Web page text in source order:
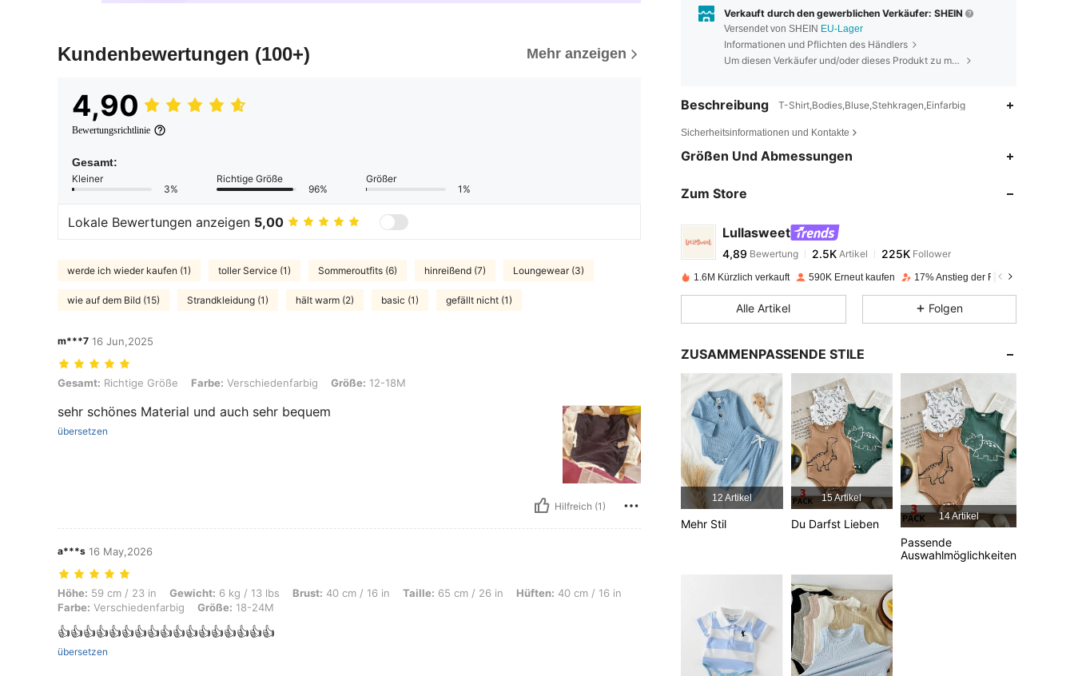
Kundenbewertungen (100+) Mehr anzeigen
4,90
Bewertungsrichtlinie
Gesamt:
Kleiner
3%
Richtige Größe
96%
Größer
1%
Lokale Bewertungen anzeigen 5,00
werde ich wieder kaufen (1) toller Service (1) Sommeroutfits (6) hinreißend (7) Loungewear (3)
wie auf dem Bild (15) Strandkleidung (1) hält warm (2) basic (1) gefällt nicht (1)
m***7 16 Jun,2025
Gesamt: Richtige Größe, Farbe: Verschiedenfarbig, Größe: 12-18M
Gesamt: Richtige Größe Farbe: Verschiedenfarbig Größe: 12-18M
sehr schönes Material und auch sehr bequem
übersetzen
Hilfreich (1)
a***s 16 May,2026
Höhe: 59 cm / 23 in, Gewicht: 6 kg / 13 lbs, Brust: 40 cm / 16 in, Taille: 65 cm / 26 in, Hüften: 40 cm / 16 in, Farbe: Verschiedenfarbig, Größe: 18-24M
Höhe: 59 cm / 23 in Gewicht: 6 kg / 13 lbs Brust: 40 cm / 16 in Taille: 65 cm / 26 in Hüften: 40 cm / 16 in
Farbe: Verschiedenfarbig Größe: 18-24M
👍👍👍👍👍👍👍👍👍👍👍👍👍👍👍👍👍
übersetzen
Verkauft durch den gewerblichen Verkäufer: SHEIN
Versendet von SHEIN EU-Lager
Informationen und Pflichten des Händlers
Um diesen Verkäufer und/oder dieses Produkt zu melden
Beschreibung T-Shirt,Bodies,Bluse,Stehkragen,Einfarbig
Sicherheitsinformationen und Kontakte
Größen Und Abmessungen
Zum Store
Lullasweet
4,89
4,89 Bewertung 2.5KArtikel
e***1bezahltVor 1 Tag
4,89 2.5K
4,89 2.5K 225K
4,89 2.5K 225K
4,89 2.5K 225K
4,89 2.5K 225K
1.6M Kürzlich verkauft 590K Erneut kaufen 17% Anstieg der Follower
Alle Artikel Folgen
ZUSAMMENPASSENDE STILE
12 Artikel
Mehr Stil
15 Artikel
Du Darfst Lieben
14 Artikel
Passende
Auswahlmöglichkeiten